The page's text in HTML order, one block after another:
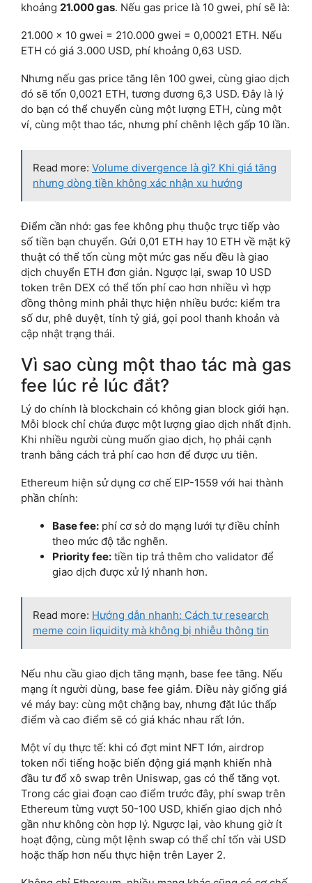
khoảng 21.000 gas. Nếu gas price là 10 gwei, phí sẽ là:
21.000 × 10 gwei = 210.000 gwei = 0,00021 ETH. Nếu
ETH có giá 3.000 USD, phí khoảng 0,63 USD.
Nhưng nếu gas price tăng lên 100 gwei, cùng giao dịch
đó sẽ tốn 0,0021 ETH, tương đương 6,3 USD. Đây là lý
do bạn có thể chuyển cùng một lượng ETH, cùng một
ví, cùng một thao tác, nhưng phí chênh lệch gấp 10 lần.
Read more: Volume divergence là gì? Khi giá tăng
nhưng dòng tiền không xác nhận xu hướng
Điểm cần nhớ: gas fee không phụ thuộc trực tiếp vào
số tiền bạn chuyển. Gửi 0,01 ETH hay 10 ETH về mặt kỹ
thuật có thể tốn cùng một mức gas nếu đều là giao
dịch chuyển ETH đơn giản. Ngược lại, swap 10 USD
token trên DEX có thể tốn phí cao hơn nhiều vì hợp
đồng thông minh phải thực hiện nhiều bước: kiểm tra
số dư, phê duyệt, tính tỷ giá, gọi pool thanh khoản và
cập nhật trạng thái.
Vì sao cùng một thao tác mà gas
fee lúc rẻ lúc đắt?
Lý do chính là blockchain có không gian block giới hạn.
Mỗi block chỉ chứa được một lượng giao dịch nhất định.
Khi nhiều người cùng muốn giao dịch, họ phải cạnh
tranh bằng cách trả phí cao hơn để được ưu tiên.
Ethereum hiện sử dụng cơ chế EIP-1559 với hai thành
phần chính:
Base fee: phí cơ sở do mạng lưới tự điều chỉnh
theo mức độ tắc nghẽn.
Priority fee: tiền tip trả thêm cho validator để
giao dịch được xử lý nhanh hơn.
Read more: Hướng dẫn nhanh: Cách tự research
meme coin liquidity mà không bị nhiễu thông tin
Nếu nhu cầu giao dịch tăng mạnh, base fee tăng. Nếu
mạng ít người dùng, base fee giảm. Điều này giống giá
vé máy bay: cùng một chặng bay, nhưng đặt lúc thấp
điểm và cao điểm sẽ có giá khác nhau rất lớn.
Một ví dụ thực tế: khi có đợt mint NFT lớn, airdrop
token nổi tiếng hoặc biến động giá mạnh khiến nhà
đầu tư đổ xô swap trên Uniswap, gas có thể tăng vọt.
Trong các giai đoạn cao điểm trước đây, phí swap trên
Ethereum từng vượt 50-100 USD, khiến giao dịch nhỏ
gần như không còn hợp lý. Ngược lại, vào khung giờ ít
hoạt động, cùng một lệnh swap có thể chỉ tốn vài USD
hoặc thấp hơn nếu thực hiện trên Layer 2.